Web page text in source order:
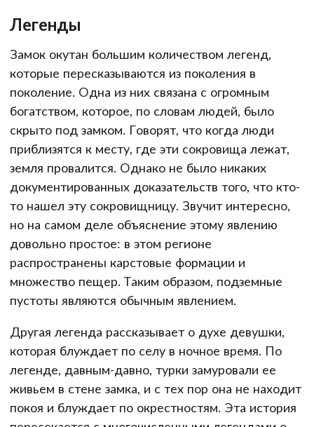
Легенды
Замок окутан большим количеством легенд,
которые пересказываются из поколения в
поколение. Одна из них связана с огромным
богатством, которое, по словам людей, было
скрыто под замком. Говорят, что когда люди
приблизятся к месту, где эти сокровища лежат,
земля провалится. Однако не было никаких
документированных доказательств того, что кто-
то нашел эту сокровищницу. Звучит интересно,
но на самом деле объяснение этому явлению
довольно простое: в этом регионе
распространены карстовые формации и
множество пещер. Таким образом, подземные
пустоты являются обычным явлением.
Другая легенда рассказывает о духе девушки,
которая блуждает по селу в ночное время. По
легенде, давным-давно, турки замуровали ее
живьем в стене замка, и с тех пор она не находит
покоя и блуждает по окрестностям. Эта история